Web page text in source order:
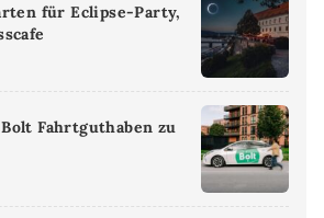
für Eclipse-Party,
Fahrtguthaben zu